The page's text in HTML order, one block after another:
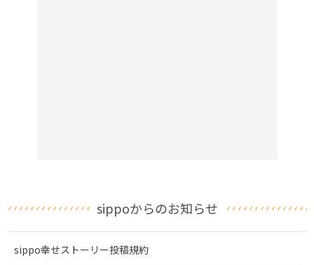
sippoからのお知らせ
sippo幸せストーリー投稿規約